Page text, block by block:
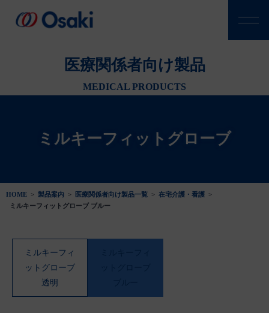
医療関係者向け製品
MEDICAL PRODUCTS
ミルキーフィットグローブ
HOME > 製品案内 > 医療関係者向け製品一覧 > 在宅介護・看護 >
ミルキーフィットグローブ ブルー
ミルキーフィ
ットグローブ
透明